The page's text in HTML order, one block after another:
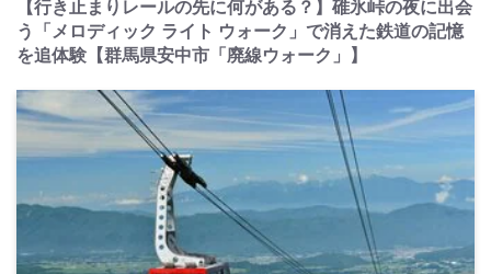
【行き止まりレールの先に何がある？】碓氷峠の夜に出会
う「メロディック ライト ウォーク」で消えた鉄道の記憶
を追体験【群馬県安中市「廃線ウォーク」】